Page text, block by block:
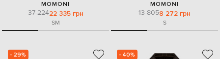
MOMONI
37 22422 335 грн
SM
MOMONI
13 8058 272 грн
S
- 29% - 40%